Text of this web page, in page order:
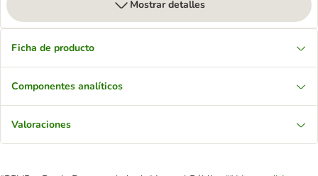
Mostrar detalles
Ficha de producto
Componentes analíticos
Valoraciones